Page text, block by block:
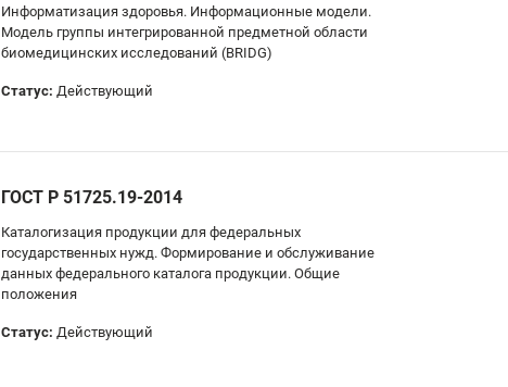
Информатизация здоровья. Информационные модели.
Модель группы интегрированной предметной области
биомедицинских исследований (BRIDG)
Статус: Действующий
ГОСТ Р 51725.19-2014
Каталогизация продукции для федеральных
государственных нужд. Формирование и обслуживание
данных федерального каталога продукции. Общие
положения
Статус: Действующий